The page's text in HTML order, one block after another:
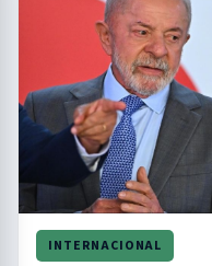
INTERNACIONAL